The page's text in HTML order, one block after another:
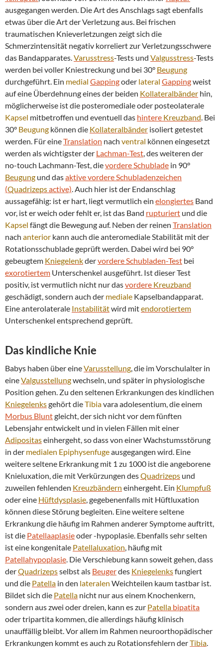
ausgegangen werden. Die Art des Anschlags sagt ebenfalls
etwas über die Art der Verletzung aus. Bei frischen
traumatischen Knieverletzungen zeigt sich die
Schmerzintensität negativ korreliert zur Verletzungsschwere
das Bandapparates.Varusstress-Tests und Valgusstress-Tests
werden bei voller Kniestreckung und bei 30° Beugung
durchgeführt. Ein medial Gappingoder lateral Gappingweist
auf eine Überdehnung eines der beiden Kollateralbänder hin,
möglicherweise ist die posteromediale oder posteolaterale
Kapsel mitbetroffen und eventuell das hintere Kreuzband. Bei
30° Beugung können die Kollateralbänder isoliert getestet
werden. Für eineTranslation nach ventral können eingesetzt
werden als wichtigster der Lachman-Test, des weiteren der
no-touch Lachmann-Test, dievordere Schublade in 90°
Beugung und dasaktive vordere Schubladenzeichen
(Quadrizepsactive). Auch hier ist der Endanschlag
aussagefähig: ist er hart, liegt vermutlich ein elongiertes Band
vor, ist er weich oder fehlt er, ist das Band rupturiert und die
Kapsel fängt die Bewegung auf. Neben der reinen Translation
nach anterior kann auch die anteromediale Stabilität mit der
Rotationsschublade geprüft werden. Dabei wird bei 90°
gebeugtem Kniegelenkdervordere Schubladen-Test bei
exorotiertem Unterschenkel ausgeführt. Ist dieser Test
positiv, ist vermutlich nicht nur dasvordere Kreuzband
geschädigt, sondern auch der mediale Kapselbandapparat.
Eine anterolaterale Instabilitätwird mitendorotiertem
Unterschenkel entsprechend geprüft.
Das kindliche Knie
Babys haben über eineVarusstellung, die im Vorschulalter in
eineValgusstellungwechseln, und später in physiologische
Position gehen. Zu den seltenen Erkrankungen des kindlichen
Kniegelenksgehört dieTibiavara adolesentium, die einem
Morbus Bluntgleicht, der sich nicht vor dem fünften
Lebensjahr entwickelt und in vielen Fällen mit einer
Adipositaseinhergeht, so dass von einer Wachstumsstörung
in der medialen Epiphysenfugeausgegangen wird. Eine
weitere seltene Erkrankung mit 1 zu 1000 ist die angeborene
Knieluxation, die mit Verkürzungen desQuadrizeps und
zuweilen fehlenden Kreuzbändern einhergeht. Ein Klumpfuß
oder eine Hüftdysplasie, gegebenenfalls mit Hüftluxation
können diese Störung begleiten. Eine weitere seltene
Erkrankung die häufig im Rahmen anderer Symptome auftritt,
ist die Patellaaplasieoder -hypoplasie. Ebenfalls sehr selten
ist eine kongenitale Patellaluxation, häufig mit
Patellahypoplasie. Die Verschiebung kann soweit gehen, dass
derQuadrizepsselbst als Beugerdes Kniegelenksfungiert
und die Patella in den lateralen Weichteilen kaum tastbar ist.
Bildet sich die Patella nicht nur aus einem Knochenkern,
sondern aus zwei oder dreien, kann es zur Patella bipatita
oder tripartita kommen, die allerdings häufig klinisch
unauffällig bleibt. Vor allem im Rahmen neuroorthopädischer
Erkrankungen kommt es auch zu Rotationsfehlern derTibia.